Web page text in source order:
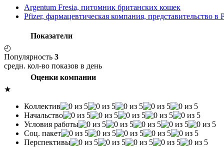
Argentum Fresia, питомник британских кошек
Pfizer, фармацевтическая компания, представительство в
Показатели
◴
Популярность 3
средн. кол-во показов в день
Оценки компании
★
Коллектив
Начальство
Условия работы
Соц. пакет
Перспективы